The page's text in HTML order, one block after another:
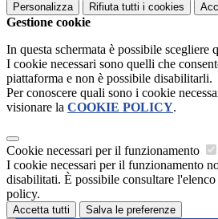
Personalizza Rifiuta tutti i cookies
Gestione cookie
In questa schermata è possibile scegliere
I cookie necessari sono quelli che
piattaforma e non è possibile disabilitarli.
Per conoscere quali sono i cookie
visionare la COOKIE POLICY.
Cookie necessari per il funzionamento
I cookie necessari per il funzionamento
disabilitati. È possibile consultare
policy.
Accetta tutti Salva le preferenze